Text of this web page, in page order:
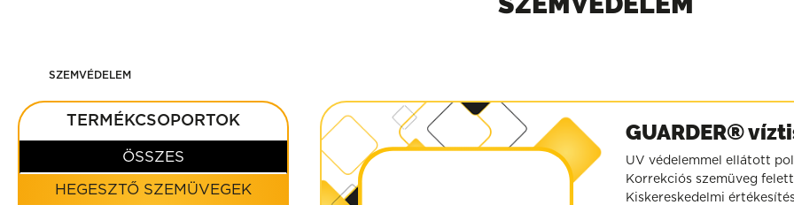
SZEMVÉDELEM
TERMÉKCSOPORTOK
ÖSSZES
HEGESZTŐ SZEMÜVEGEK
GUARDER®
UV védelemmel ellátott
Korrekciós szemüveg
Kiskereskedelmi